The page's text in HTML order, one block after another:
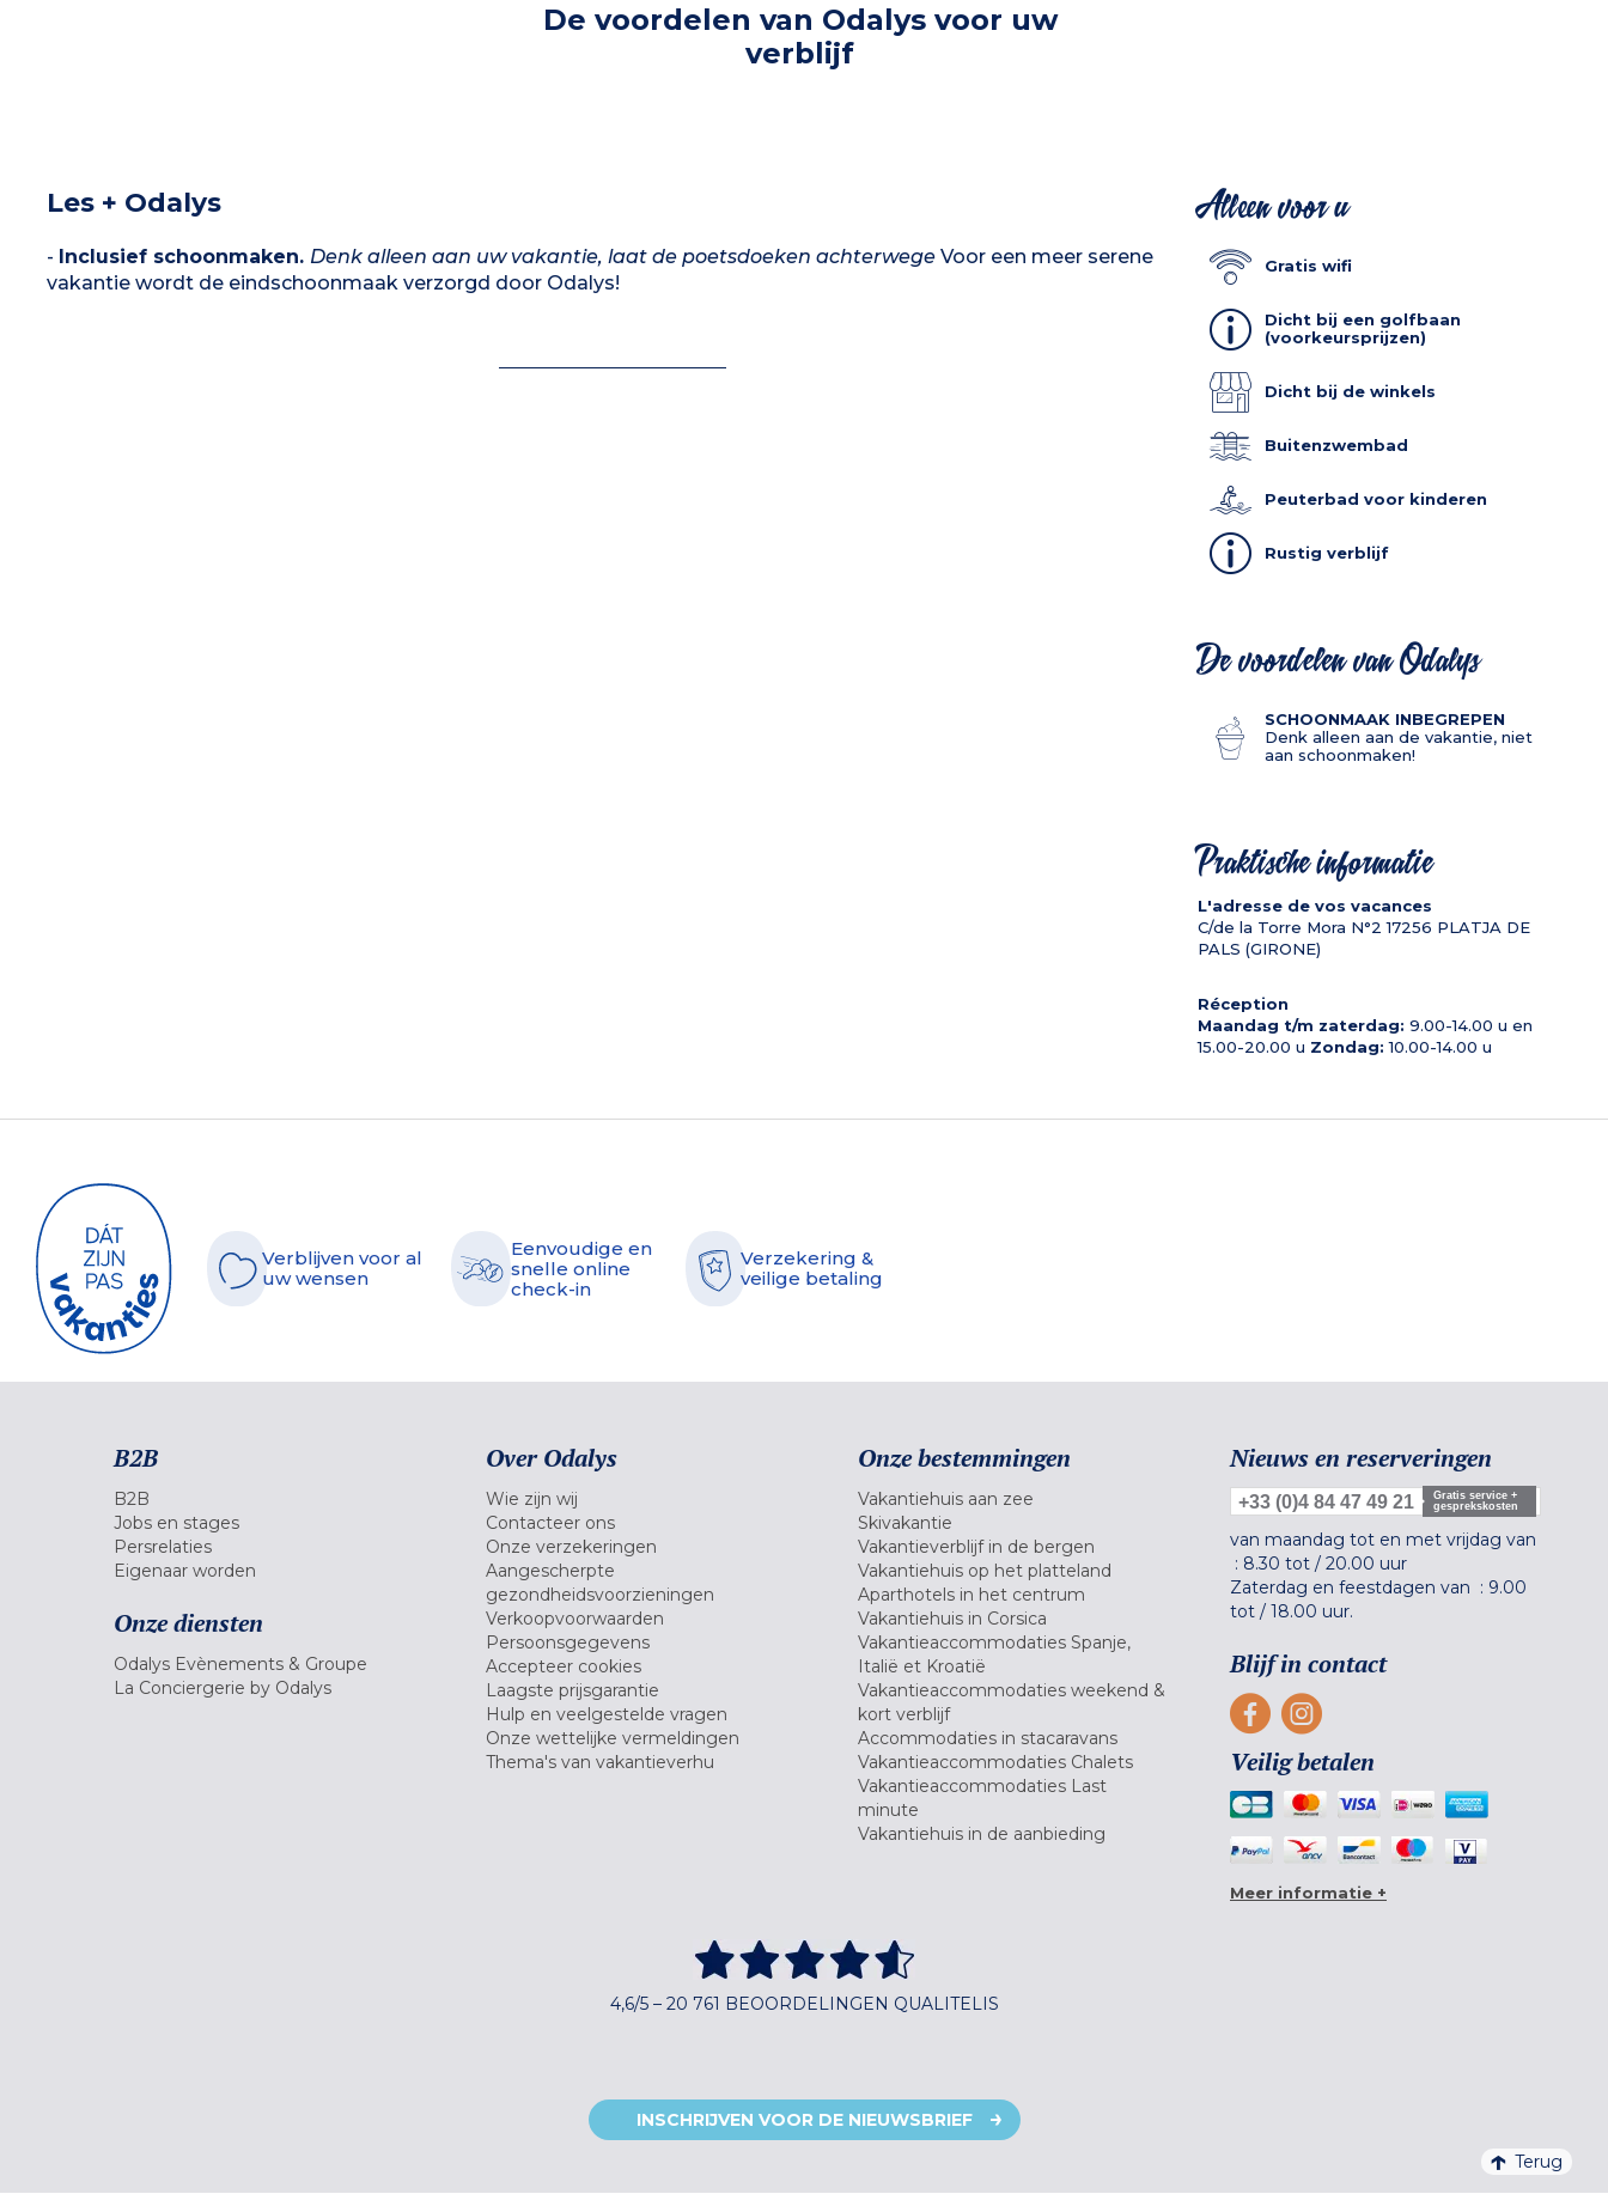
De voordelen van Odalys voor uw
verblijf
Les + Odalys
- Inclusief schoonmaken. Denk alleen aan uw vakantie, laat de poetsdoeken achterwegeVoor een meer serene
vakantie wordt de eindschoonmaak verzorgd door Odalys!
Alleen voor u
Gratis wifi
Dicht bij een golfbaan
(voorkeursprijzen)
Dicht bij de winkels
Buitenzwembad
Peuterbad voor kinderen
Rustig verblijf
De voordelen van Odalys
SCHOONMAAK INBEGREPEN
Denk alleen aan de vakantie, niet
aan schoonmaken!
Praktische informatie
L'adresse de vos vacances
C/de la Torre Mora N°2 17256 PLATJA DE
PALS (GIRONE)
Réception
Maandag t/m zaterdag: 9.00-14.00 u en
15.00-20.00 u Zondag:10.00-14.00 u
Verblijven voor al
uw wensen
Eenvoudige en
snelle online
check-in
Verzekering &
veilige betaling
B2B
B2B
Jobs en stages
Persrelaties
Eigenaar worden
Onze diensten
Odalys Evènements & Groupe
La Conciergerie by Odalys
Over Odalys
Wie zijn wij
Contacteer ons
Onze verzekeringen
Aangescherpte
gezondheidsvoorzieningen
Verkoopvoorwaarden
Persoonsgegevens
Accepteer cookies
Laagste prijsgarantie
Hulp en veelgestelde vragen
Onze wettelijke vermeldingen
Thema's van vakantieverhu
Onze bestemmingen
Vakantiehuis aan zee
Skivakantie
Vakantieverblijf in de bergen
Vakantiehuis op het platteland
Aparthotels in het centrum
Vakantiehuis in Corsica
Vakantieaccommodaties Spanje,
Italië et Kroatië
Vakantieaccommodaties weekend &
kort verblijf
Accommodaties in stacaravans
Vakantieaccommodaties Chalets
Vakantieaccommodaties Last
minute
Vakantiehuis in de aanbieding
Nieuws en reserveringen
+33 (0)4 84 47 49 21
Gratis service +
gesprekskosten
van maandag tot en met vrijdag van
: 8.30 tot / 20.00 uur
Zaterdag en feestdagen van : 9.00
tot / 18.00 uur.
Blijf in contact
Veilig betalen
Meer informatie +
4,6/5 – 20 761 BEOORDELINGEN QUALITELIS
INSCHRIJVEN VOOR DE NIEUWSBRIEF
Terug